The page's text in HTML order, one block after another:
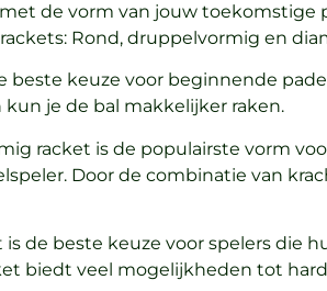
de vorm van jouw toekomstige
Rond, druppelvormig en
beste keuze voor beginnende
je de bal makkelijker raken.
racket is de populairste vorm
Door de combinatie van
is de beste keuze voor spelers die
biedt veel mogelijkheden tot